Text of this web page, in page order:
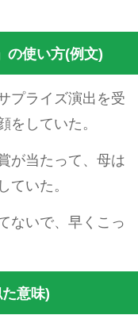
の使い方(例文)
プライズ演出を受
をしていた。
が当たって、母は
ていた。
ないで、早くこっ
意味)